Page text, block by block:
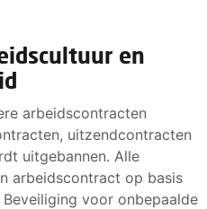
en
arbeidscontracten
uitzendcontracten
uitgebannen. Alle
arbeidscontract op basis
voor onbepaalde